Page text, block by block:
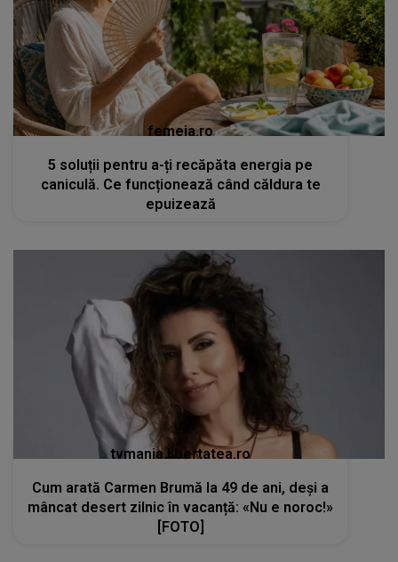
femeia.ro
5 soluții pentru a-ți recăpăta energia pe
caniculă. Ce funcționează când căldura te
epuizează
tvmania.libertatea.ro
Cum arată Carmen Brumă la 49 de ani, deși a
mâncat desert zilnic în vacanță: «Nu e noroc!»
[FOTO]